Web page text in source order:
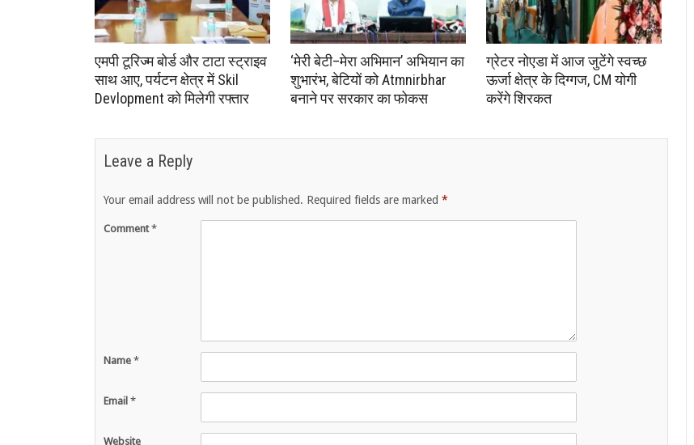
एमपी टूरिज्म बोर्ड और टाटा स्ट्राइव
साथ आए, पर्यटन क्षेत्र में Skil
Devlopment को मिलेगी रफ्तार
‘मेरी बेटी–मेरा अभिमान’ अभियान का
शुभारंभ, बेटियों को Atmnirbhar
बनाने पर सरकार का फोकस
ग्रेटर नोएडा में आज जुटेंगे स्वच्छ
ऊर्जा क्षेत्र के दिग्गज, CM योगी
करेंगे शिरकत
Leave a Reply
Your email address will not be published. Required fields are marked *
Comment*
Name *
Email *
Website